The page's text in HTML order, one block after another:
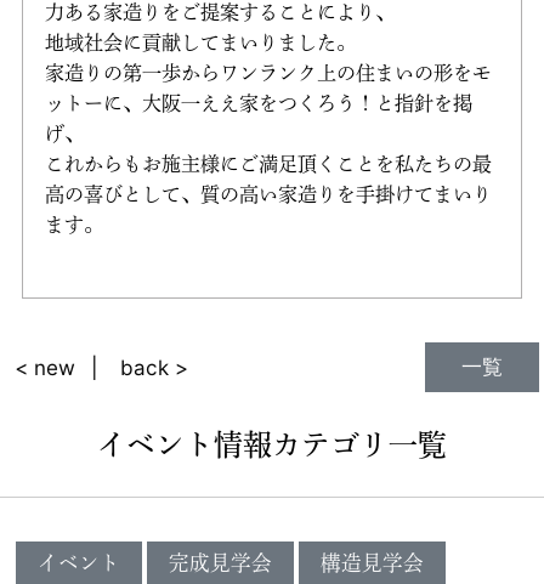
力ある家造りをご提案することにより、
地域社会に貢献してまいりました。
家造りの第一歩からワンランク上の住まいの形をモ
ットーに、大阪一ええ家をつくろう！と指針を掲
げ、
これからもお施主様にご満足頂くことを私たちの最
高の喜びとして、質の高い家造りを手掛けてまいり
ます。
一覧
< new back >
イベント情報カテゴリ一覧
イベント 完成見学会 構造見学会